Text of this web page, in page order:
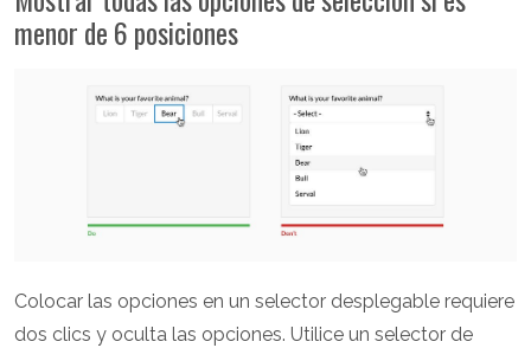
menor de 6 posiciones
Colocar las opciones en un selector desplegable requiere
dos clics y oculta las opciones. Utilice un selector de